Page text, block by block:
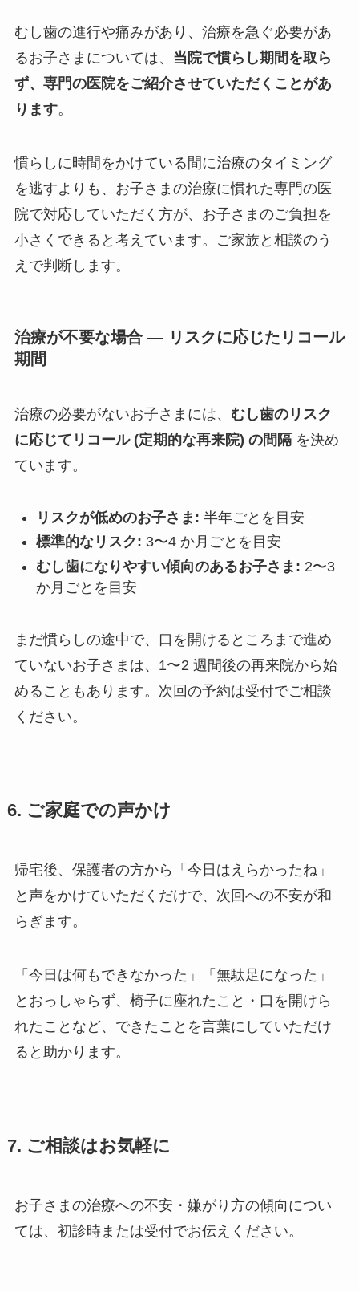
むし歯の進行や痛みがあり、治療を急ぐ必要があ
るお子さまについては、 当院で慣らし期間を取ら
ず、専門の医院をご紹介させていただくことがあ
ります。
慣らしに時間をかけている間に治療のタイミング
を逃すよりも、お子さまの治療に慣れた専門の医
院で対応していただく方が、お子さまのご負担を
小さくできると考えています。ご家族と相談のう
えで判断します。
治療が不要な場合 ― リスクに応じたリコール
期間
治療の必要がないお子さまには、 むし歯のリスク
に応じてリコール (定期的な再来院) の間隔を決め
ています。
リスクが低めのお子さま: 半年ごとを目安
標準的なリスク: 3〜4 か月ごとを目安
むし歯になりやすい傾向のあるお子さま: 2〜3
か月ごとを目安
まだ慣らしの途中で、口を開けるところまで進め
ていないお子さまは、1〜2 週間後の再来院から始
めることもあります。次回の予約は受付でご相談
ください。
6. ご家庭での声かけ
帰宅後、保護者の方から「今日はえらかったね」
と声をかけていただくだけで、次回への不安が和
らぎます。
「今日は何もできなかった」「無駄足になった」
とおっしゃらず、椅子に座れたこと・口を開けら
れたことなど、できたことを言葉にしていただけ
ると助かります。
7. ご相談はお気軽に
お子さまの治療への不安・嫌がり方の傾向につい
ては、初診時または受付でお伝えください。